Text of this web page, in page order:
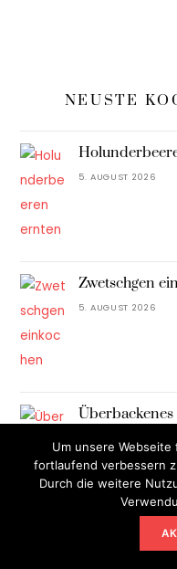
NEUSTE
5. AUGUST 2026
Zwetschgen
5. AUGUST 2026
Um unsere
fortlaufend verbessern
Durch die weitere